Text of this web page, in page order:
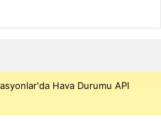
Hava Durumu API